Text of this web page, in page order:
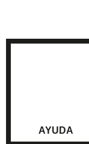
AYUDA